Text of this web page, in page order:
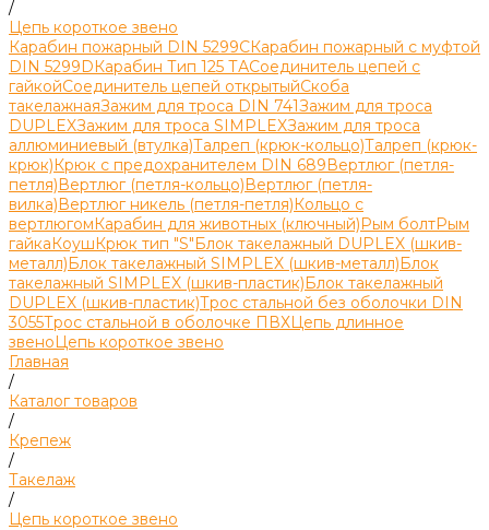
/
Цепь короткое звено
Карабин пожарный DIN 5299CКарабин пожарный с муфтой
DIN 5299DКарабин Тип 125 ТАСоединитель цепей с
гайкойСоединитель цепей открытыйСкоба
такелажнаяЗажим для троса DIN 741Зажим для троса
DUPLEXЗажим для троса SIMPLEXЗажим для троса
аллюминиевый (втулка)Талреп (крюк-кольцо)Талреп (крюк-
крюк)Крюк с предохранителем DIN 689Вертлюг (петля-
петля)Вертлюг (петля-кольцо)Вертлюг (петля-
вилка)Вертлюг никель (петля-петля)Кольцо с
вертлюгомКарабин для животных (ключный)Рым болтРым
гайкаКоушКрюк тип "S"Блок такелажный DUPLEX (шкив-
металл)Блок такелажный SIMPLEX (шкив-металл)Блок
такелажный SIMPLEX (шкив-пластик)Блок такелажный
DUPLEX (шкив-пластик)Трос стальной без оболочки DIN
3055Трос стальной в оболочке ПВХЦепь длинное
звеноЦепь короткое звено
Главная
/
Каталог товаров
/
Крепеж
/
Такелаж
/
Цепь короткое звено